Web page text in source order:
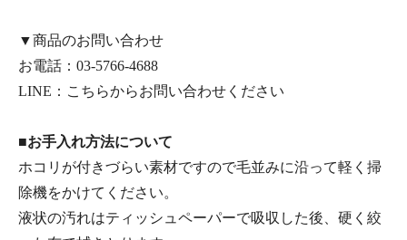
▼商品のお問い合わせ
お電話： 03-5766-4688
LINE： こちらからお問い合わせください
■お手入れ方法について
ホコリが付きづらい素材ですので毛並みに沿って軽く掃
除機をかけてください。
液状の汚れはティッシュペーパーで吸収した後、硬く絞